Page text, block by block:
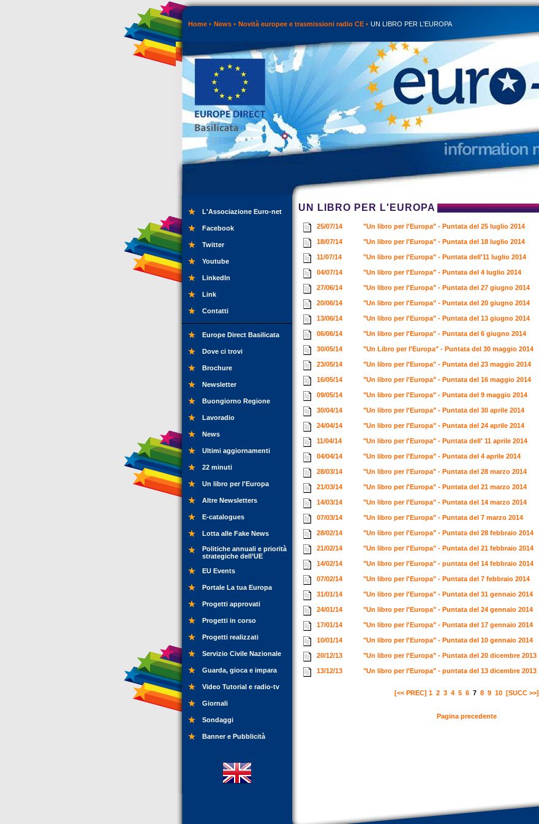
Home News Novità europee e trasmissioni radio CE UN LIBRO PER L'EUROPA
L'Associazione Euro-net
Facebook
Twitter
Youtube
LinkedIn
Link
Contatti
Europe Direct Basilicata
Dove ci trovi
Brochure
Newsletter
Buongiorno Regione
Lavoradio
News
Ultimi aggiornamenti
22 minuti
Un libro per l'Europa
Altre Newsletters
E-catalogues
Lotta alle Fake News
Politiche annuali e priorità
strategiche dell’UE
EU Events
Portale La tua Europa
Progetti approvati
Progetti in corso
Progetti realizzati
Servizio Civile Nazionale
Guarda, gioca e impara
Video Tutorial e radio-tv
Giornali
Sondaggi
Banner e Pubblicità
UN LIBRO PER L'EUROPA
25/07/14 "Un libro per l'Europa" - Puntata del 25 luglio 2014
18/07/14 "Un libro per l'Europa" - Puntata del 18 luglio 2014
11/07/14 "Un libro per l'Europa" - Puntata dell'11 luglio 2014
04/07/14 "Un libro per l'Europa" - Puntata del 4 luglio 2014
27/06/14 "Un libro per l'Europa" - Puntata del 27 giugno 2014
20/06/14 "Un libro per l'Europa" - Puntata del 20 giugno 2014
13/06/14 "Un libro per l'Europa" - Puntata del 13 giugno 2014
06/06/14 "Un libro per l'Europa" - Puntata del 6 giugno 2014
30/05/14 "Un Libro per l’Europa" - Puntata del 30 maggio 2014
23/05/14 "Un libro per l'Europa" - Puntata del 23 maggio 2014
16/05/14 "Un libro per l'Europa" - Puntata del 16 maggio 2014
09/05/14 "Un libro per l'Europa" - Puntata del 9 maggio 2014
30/04/14 "Un libro per l'Europa" - Puntata del 30 aprile 2014
24/04/14 "Un libro per l'Europa" - Puntata del 24 aprile 2014
11/04/14 "Un libro per l'Europa" - Puntata dell' 11 aprile 2014
04/04/14 "Un libro per l'Europa" - Puntata del 4 aprile 2014
28/03/14 "Un libro per l'Europa" - Puntata del 28 marzo 2014
21/03/14 "Un libro per l'Europa" - Puntata del 21 marzo 2014
14/03/14 "Un libro per l'Europa" - Puntata del 14 marzo 2014
07/03/14 "Un libro per l'Europa" - Puntata del 7 marzo 2014
28/02/14 "Un libro per l'Europa" - Puntata del 28 febbraio 2014
21/02/14 "Un libro per l'Europa" - Puntata del 21 febbraio 2014
14/02/14 "Un libro per l'Europa" - puntata del 14 febbraio 2014
07/02/14 "Un libro per l'Europa" - Puntata del 7 febbraio 2014
31/01/14 "Un libro per l'Europa" - Puntata del 31 gennaio 2014
24/01/14 "Un libro per l'Europa" - Puntata del 24 gennaio 2014
17/01/14 "Un libro per l'Europa" - Puntata del 17 gennaio 2014
10/01/14 "Un libro per l'Europa" - Puntata del 10 gennaio 2014
20/12/13 "Un libro per l'Europa" - Puntata del 20 dicembre 2013
13/12/13 "Un libro per l’Europa" - puntata del 13 dicembre 2013
[<< PREC] 1 2 3 4 5 6 7 8 9 10 [SUCC >>]
Pagina precedente